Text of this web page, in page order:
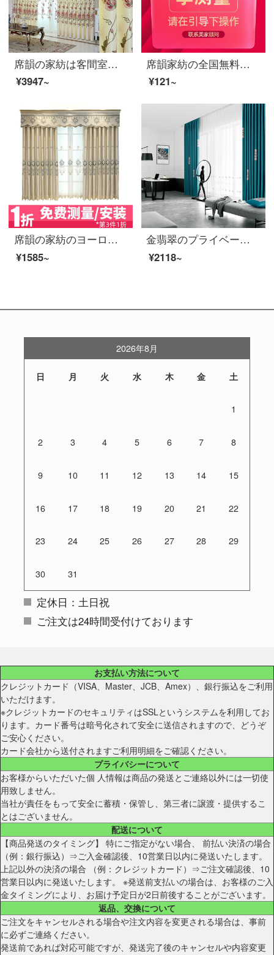
席韻の家紡は客間室のベランダのカーテンに横になって、欧風の刺繍の遮光花のカーテンを注文して、同じカーテンを注文して作らせて、幅1メートル*高さ2.7メートルの単価(四フック)を高くすることができます。
¥3947~
席韻家紡の全国無料設置測定カーテンの窓紗の取り付け補助料などの諸費用をカスタマイズしてリンクを追加することができます。
¥121~
席韻の家紡のヨーロッパ式の客間の寝室の遮光の刺繍のカーテンの寝室の客間の室内は注文して作らせます。同じ窓のカーテンを注文して作らせます。高さ1メートル*高さ2.7メートルの単価(韓国のしわのフック)は高くなります。
¥1585~
金翡翠のプライベートオーダーメイド製品北欧のシンプルな風真糸の綿のカーテンの窓には多色のリビングルームの窓が厚く、高遮光のカーテンが付いています。G 39シリーズG 39-1（布）の穴を開けます。
¥2118~
2026年8月
日 月 火 水 木 金 土
1
2 3 4 5 6 7 8
9 10 11 12 13 14 15
16 17 18 19 20 21 22
23 24 25 26 27 28 29
30 31
定休日：土日祝
ご注文は24時間受付けております
お支払い方法について
クレジットカード（VISA、Master、JCB、Amex）、銀行振込をご利用
いただけます。
※クレジットカードのセキュリティはSSLというシステムを利用してお
ります。カード番号は暗号化されて安全に送信されますので、どうぞ
ご安心ください。
カード会社から送付されますご利用明細をご確認ください。
プライバシーについて
お客様からいただいた個 人情報は商品の発送とご連絡以外には一切使
用致しません。
当社が責任をもって安全に蓄積・保管し、第三者に譲渡・提供するこ
とはございません。
配送について
【商品発送のタイミング】 特にご指定がない場合、 前払い決済の場合
（例：銀行振込）⇒ご入金確認後、10営業日以内に発送いたします。
上記以外の決済の場合 （例：クレジットカード）⇒ご注文確認後、10
営業日以内に発送いたします。 ※発送前支払いの場合は、お客様のご入
金タイミングにより、お届け予定日が2日前後することがございます。
返品、交換について
ご注文をキャンセルされる場合や注文内容を変更される場合は、事前
に必ずご連絡ください。
発送前であれば対応可能ですが、発送完了後のキャンセルや内容変更